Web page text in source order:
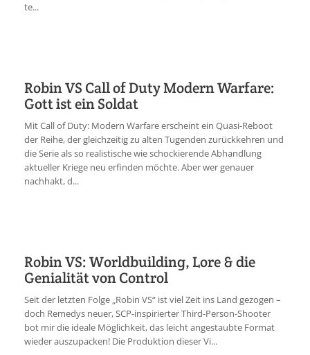
te...
Robin VS Call of Duty Modern Warfare:
Gott ist ein Soldat
Mit Call of Duty: Modern Warfare erscheint ein Quasi-Reboot
der Reihe, der gleichzeitig zu alten Tugenden zurückkehren und
die Serie als so realistische wie schockierende Abhandlung
aktueller Kriege neu erfinden möchte. Aber wer genauer
nachhakt, d...
Robin VS: Worldbuilding, Lore & die
Genialität von Control
Seit der letzten Folge „Robin VS“ ist viel Zeit ins Land gezogen –
doch Remedys neuer, SCP-inspirierter Third-Person-Shooter
bot mir die ideale Möglichkeit, das leicht angestaubte Format
wieder auszupacken! Die Produktion dieser Vi...